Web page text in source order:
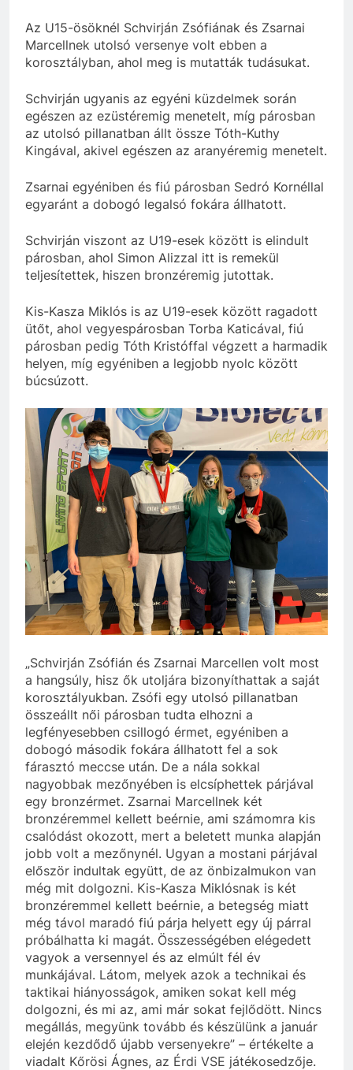
Az U15-ösöknél Schvirján Zsófiának és Zsarnai
Marcellnek utolsó versenye volt ebben a
korosztályban, ahol meg is mutatták tudásukat.
Schvirján ugyanis az egyéni küzdelmek során
egészen az ezüstéremig menetelt, míg párosban
az utolsó pillanatban állt össze Tóth-Kuthy
Kingával, akivel egészen az aranyéremig menetelt.
Zsarnai egyéniben és fiú párosban Sedró Kornéllal
egyaránt a dobogó legalsó fokára állhatott.
Schvirján viszont az U19-esek között is elindult
párosban, ahol Simon Alizzal itt is remekül
teljesítettek, hiszen bronzéremig jutottak.
Kis-Kasza Miklós is az U19-esek között ragadott
ütőt, ahol vegyespárosban Torba Katicával, fiú
párosban pedig Tóth Kristóffal végzett a harmadik
helyen, míg egyéniben a legjobb nyolc között
búcsúzott.
„Schvirján Zsófián és Zsarnai Marcellen volt most
a hangsúly, hisz ők utoljára bizonyíthattak a saját
korosztályukban. Zsófi egy utolsó pillanatban
összeállt női párosban tudta elhozni a
legfényesebben csillogó érmet, egyéniben a
dobogó második fokára állhatott fel a sok
fárasztó meccse után. De a nála sokkal
nagyobbak mezőnyében is elcsíphettek párjával
egy bronzérmet. Zsarnai Marcellnek két
bronzéremmel kellett beérnie, ami számomra kis
csalódást okozott, mert a beletett munka alapján
jobb volt a mezőnynél. Ugyan a mostani párjával
először indultak együtt, de az önbizalmukon van
még mit dolgozni. Kis-Kasza Miklósnak is két
bronzéremmel kellett beérnie, a betegség miatt
még távol maradó fiú párja helyett egy új párral
próbálhatta ki magát. Összességében elégedett
vagyok a versennyel és az elmúlt fél év
munkájával. Látom, melyek azok a technikai és
taktikai hiányosságok, amiken sokat kell még
dolgozni, és mi az, ami már sokat fejlődött. Nincs
megállás, megyünk tovább és készülünk a január
elején kezdődő újabb versenyekre” – értékelte a
viadalt Kőrösi Ágnes, az Érdi VSE játékosedzője.